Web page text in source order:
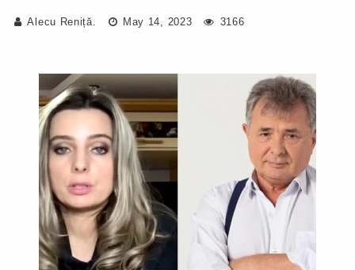
Alecu Reniță. May 14, 2023 3166